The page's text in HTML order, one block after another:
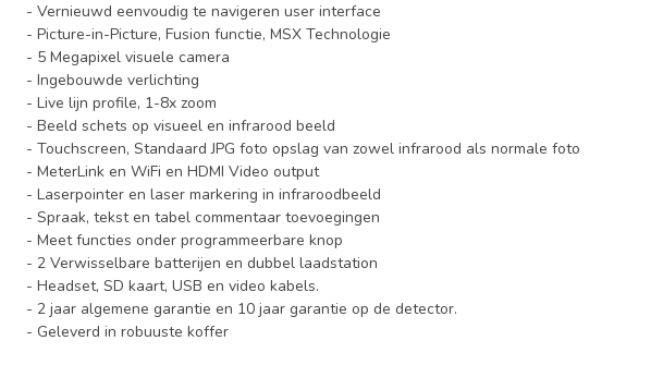
- Vernieuwd eenvoudig te navigeren user interface
- Picture-in-Picture, Fusion functie, MSX Technologie
- 5 Megapixel visuele camera
- Ingebouwde verlichting
- Live lijn profile, 1-8x zoom
- Beeld schets op visueel en infrarood beeld
- Touchscreen, Standaard JPG foto opslag van zowel infrarood als normale foto
- MeterLink en WiFi en HDMI Video output
- Laserpointer en laser markering in infraroodbeeld
- Spraak, tekst en tabel commentaar toevoegingen
- Meet functies onder programmeerbare knop
- 2 Verwisselbare batterijen en dubbel laadstation
- Headset, SD kaart, USB en video kabels.
- 2 jaar algemene garantie en 10 jaar garantie op de detector.
- Geleverd in robuuste koffer